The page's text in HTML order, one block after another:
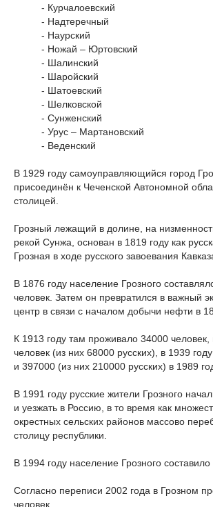
- Курчалоевский
- Надтеречный
- Наурский
- Ножай – Юртовский
- Шалинский
- Шаройский
- Шатоевский
- Шелковской
- Сунженский
- Урус – Мартановский
- Веденский
В 1929 году самоуправляющийся город
присоединён к Чеченской Автономной
столицей.
Грозный лежащий в долине, на
рекой Сунжа, основан в 1819 году как
Грозная в ходе русского завоевания
В 1876 году население Грозного
человек. Затем он превратился в важный
центр в связи с началом добычи нефти в
К 1913 году там проживало 34000 человек,
человек (из них 68000 русских), в 1939
и 397000 (из них 210000 русских) в 1989
В 1991 году русские жители Грозного
и уезжать в Россию, в то время как
окрестных сельских районов массово
столицу республики.
В 1994 году население Грозного составило
Согласно переписи 2002 года в Грозном
человек.